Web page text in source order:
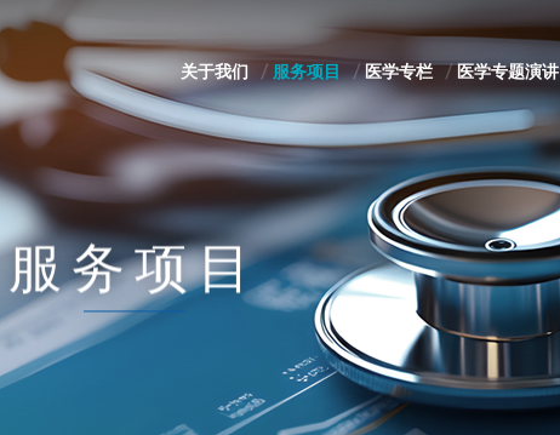
关于我们 服务项目 医学专栏 医学专题演讲
服务项目